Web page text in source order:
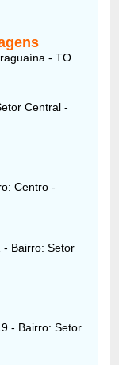
- TO
Central -
Centro -
- Bairro: Setor
- Bairro: Setor